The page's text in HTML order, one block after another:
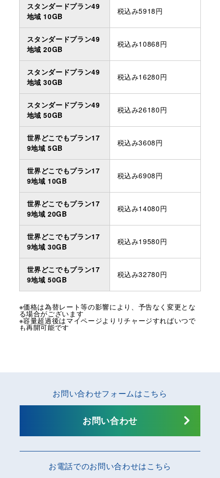
スタンダードプラン49
地域 10GB
税込み5918円
スタンダードプラン49
地域 20GB
税込み10868円
スタンダードプラン49
地域 30GB
税込み16280円
スタンダードプラン49
地域 50GB
税込み26180円
世界どこでもプラン17
9地域 5GB
税込み3608円
世界どこでもプラン17
9地域 10GB
税込み6908円
世界どこでもプラン17
9地域 20GB
税込み14080円
世界どこでもプラン17
9地域 30GB
税込み19580円
世界どこでもプラン17
9地域 50GB
税込み32780円
※価格は為替レート等の影響により、予告なく変更とな
る場合がございます
※容量超過後はマイページよりリチャージすればいつで
も再開可能です
お電話でのお問い合わせはこちら
お問い合わせフォームはこちら
お問い合わせ